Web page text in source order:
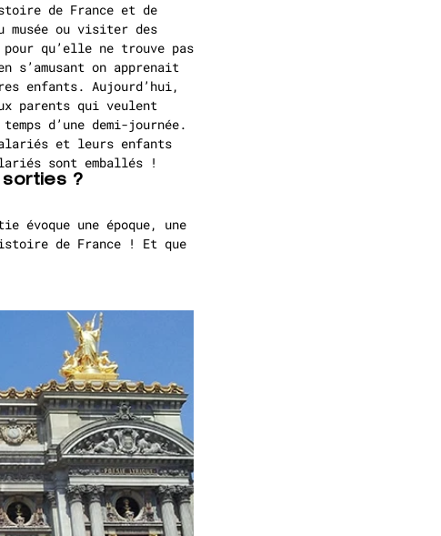
de France et de
musée ou visiter des
qu’elle ne trouve pas
s’amusant on apprenait
enfants. Aujourd’hui,
parents qui veulent
d’une demi-journée.
et leurs enfants
sont emballés !
?
évoque une époque, une
de France ! Et que